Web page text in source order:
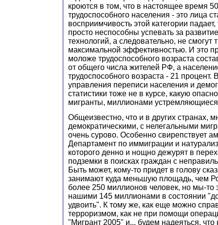
кроются в том, что в настоящее время
трудоспособного населения - это лица
восприимчивость этой категории
просто неспособны успевать за
технологий, а следовательно, не смогут
максимальной эффективностью. И это
моложе трудоспособного возраста
от общего числа жителей РФ, а
трудоспособного возраста - 21 процент.
управления переписи населения и
статистики тоже не в курсе, какую
мигранты, миллионами
Общеизвестно, что и в других странах,
демократическими, с нелегальными
очень сурово. Особенно свирепствует
Департамент по иммиграции и
которого денно и нощно дежурят в
подземки в поисках граждан с
Быть может, кому-то придет в голову
занимают куда меньшую площадь, чем
более 250 миллионов человек, но мы-то
нашими 145 миллионами в состоянии
удвоить". К тому же, как еще можно
терроризмом, как не при помощи
"Мигрант 2005" и... будем надеяться, что